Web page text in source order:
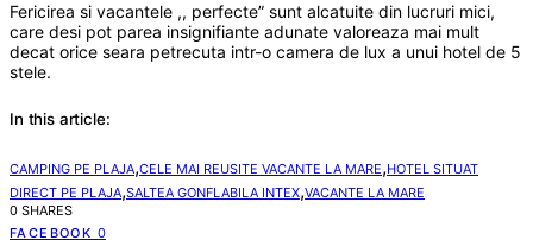
Fericirea si vacantele ,, perfecte” sunt alcatuite din lucruri mici,
care desi pot parea insignifiante adunate valoreaza mai mult
decat orice seara petrecuta intr-o camera de lux a unui hotel de 5
stele.
In this article:
CAMPING PE PLAJA,CELE MAI REUSITE VACANTE LA MARE,HOTEL SITUAT
DIRECT PE PLAJA,SALTEA GONFLABILA INTEX,VACANTE LA MARE
0 SHARES
FACEBOOK 0